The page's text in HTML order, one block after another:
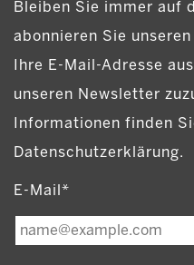
Bleiben Sie immer auf
abonnieren Sie
Ihre E-Mail-Adresse
unseren Newsletter
Informationen finden
Datenschutzerklärung.
E-Mail*